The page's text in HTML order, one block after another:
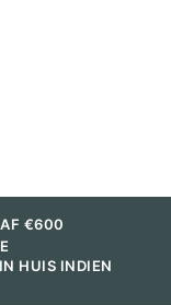
€600
HUIS INDIEN